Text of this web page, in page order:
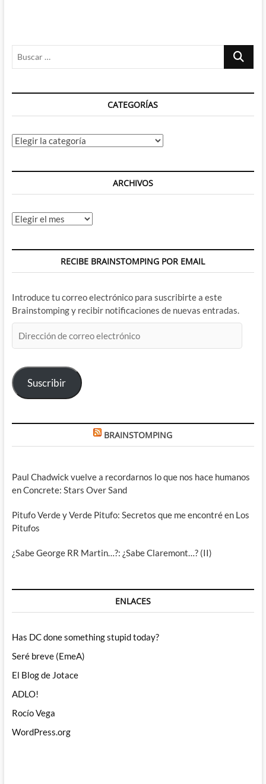
Buscar
CATEGORÍAS
Categorías
ARCHIVOS
Archivos
RECIBE BRAINSTOMPING POR EMAIL
Introduce tu correo electrónico para suscribirte a este
Brainstomping y recibir notificaciones de nuevas entradas.
de
electrónico
Suscribir
BRAINSTOMPING
Paul Chadwick vuelve a recordarnos lo que nos hace humanos
en Concrete: Stars Over Sand
Pitufo Verde y Verde Pitufo: Secretos que me encontré en Los
Pitufos
¿Sabe George RR Martin…?: ¿Sabe Claremont…? (II)
ENLACES
Has DC done something stupid today?
Seré breve (EmeA)
El Blog de Jotace
ADLO!
Rocío Vega
WordPress.org